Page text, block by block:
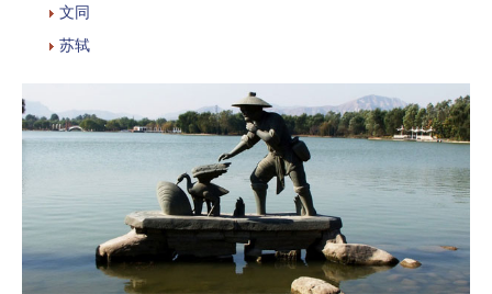
文同
苏轼